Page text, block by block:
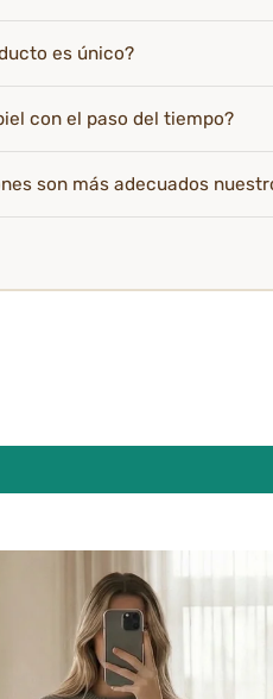
es único?
con el paso del tiempo?
son más adecuados